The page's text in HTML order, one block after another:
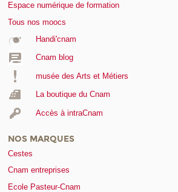
Espace numérique de formation
Tous nos moocs
Handi'cnam
Cnam blog
musée des Arts et Métiers
La boutique du Cnam
Accès à intraCnam
NOS MARQUES
Cestes
Cnam entreprises
Ecole Pasteur-Cnam